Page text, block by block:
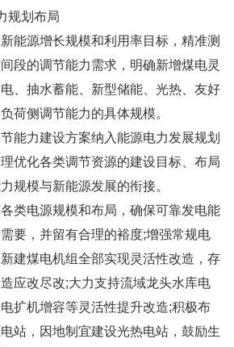
规划布局
能源增长规模和利用率目标，精准测
段的调节能力需求，明确新增煤电灵
、抽水蓄能、新型储能、光热、友好
荷侧调节能力的具体规模。
能力建设方案纳入能源电力发展规划
优化各类调节资源的建设目标、布局
规模与新能源发展的衔接。
类电源规模和布局，确保可靠发电能
要，并留有合理的裕度;增强常规电
建煤电机组全部实现灵活性改造，存
应改尽改;大力支持流域龙头水库电
扩机增容等灵活性提升改造;积极布
站，因地制宜建设光热电站，鼓励生